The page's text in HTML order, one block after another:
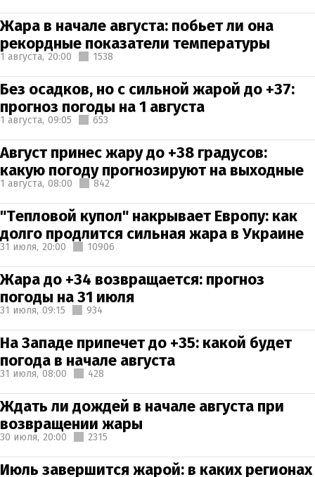
Жара в начале августа: побьет ли она
рекордные показатели температуры
1 августа, 20:00 1538
Без осадков, но с сильной жарой до +37:
прогноз погоды на 1 августа
1 августа, 09:05 653
Август принес жару до +38 градусов:
какую погоду прогнозируют на выходные
1 августа, 08:00 842
"Тепловой купол" накрывает Европу: как
долго продлится сильная жара в Украине
31 июля, 20:00 10906
Жара до +34 возвращается: прогноз
погоды на 31 июля
31 июля, 09:15 934
На Западе припечет до +35: какой будет
погода в начале августа
31 июля, 08:00 428
Ждать ли дождей в начале августа при
возвращении жары
30 июля, 20:00 2315
Июль завершится жарой: в каких регионах